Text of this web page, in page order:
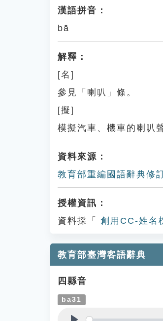
漢語拼音：
bā
解釋：
[名]
參見「喇叭」條。
[擬]
模擬汽車、機車的喇叭
資料來源：
教育部重編國語辭典修
授權資訊：
資料採「
創用CC-姓名
教育部臺灣客語辭典
四縣音
ba31